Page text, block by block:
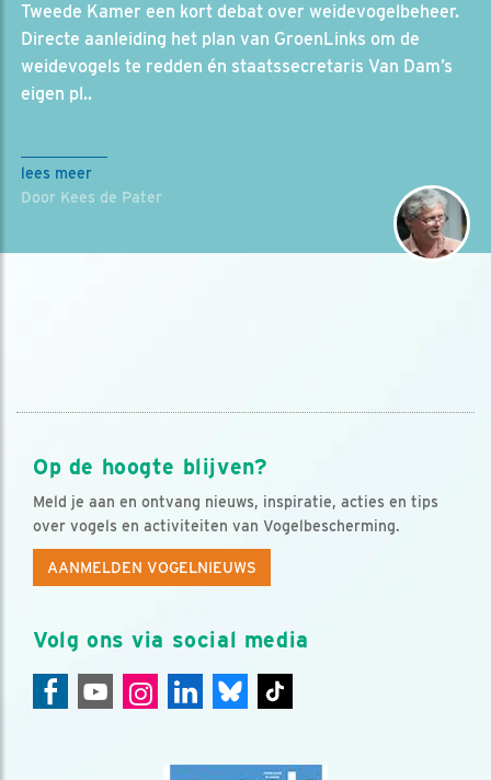
Tweede Kamer een kort debat over weidevogelbeheer.
Directe aanleiding het plan van GroenLinks om de
weidevogels te redden én staatssecretaris Van Dam’s
eigen pl..
lees meer
Door Kees de Pater
Op de hoogte blijven?
Meld je aan en ontvang nieuws, inspiratie, acties en tips
over vogels en activiteiten van Vogelbescherming.
AANMELDEN VOGELNIEUWS
Volg ons via social media